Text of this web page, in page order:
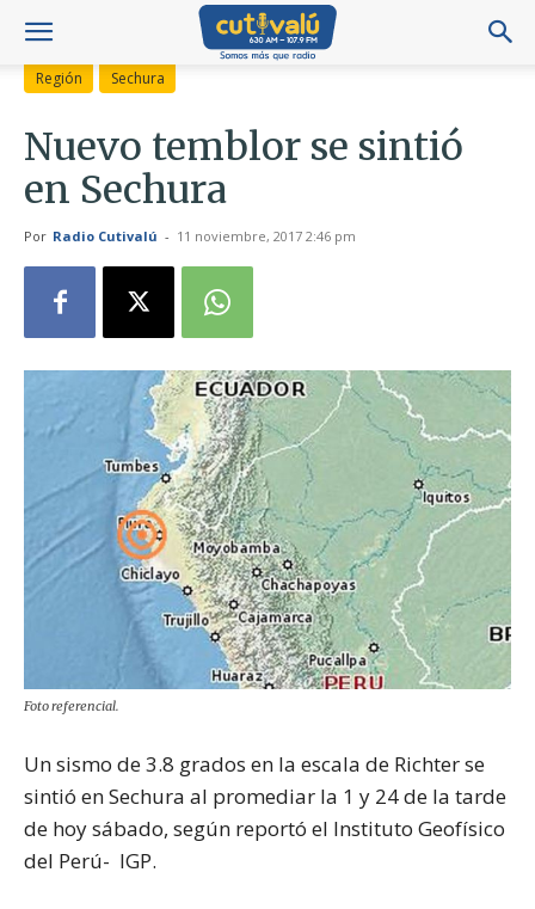
Región Sechura
Nuevo temblor se sintió
en Sechura
Por Radio Cutivalú - 11 noviembre, 2017 2:46 pm
Foto referencial.
Un sismo de 3.8 grados en la escala de Richter se
sintió en Sechura al promediar la 1 y 24 de la tarde
de hoy sábado, según reportó el Instituto Geofísico
del Perú- IGP.